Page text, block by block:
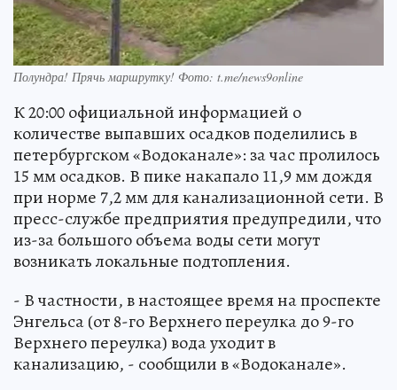
Полундра! Прячь маршрутку! Фото: t.me/news9online
К 20:00 официальной информацией о
количестве выпавших осадков поделились в
петербургском «Водоканале»: за час пролилось
15 мм осадков. В пике накапало 11,9 мм дождя
при норме 7,2 мм для канализационной сети. В
пресс-службе предприятия предупредили, что
из-за большого объема воды сети могут
возникать локальные подтопления.
- В частности, в настоящее время на проспекте
Энгельса (от 8-го Верхнего переулка до 9-го
Верхнего переулка) вода уходит в
канализацию, - сообщили в «Водоканале».